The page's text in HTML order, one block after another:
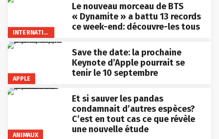
INTERNATIONAL
Le nouveau morceau de BTS
« Dynamite » a battu 13 records
ce week-end: découvre-les tous
APPLE
Save the date: la prochaine
Keynote d’Apple pourrait se
tenir le 10 septembre
ANIMAUX
Et si sauver les pandas
condamnait d’autres espèces?
C’est en tout cas ce que révèle
une nouvelle étude